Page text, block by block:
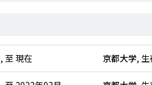
, 至 現在 京都大学,